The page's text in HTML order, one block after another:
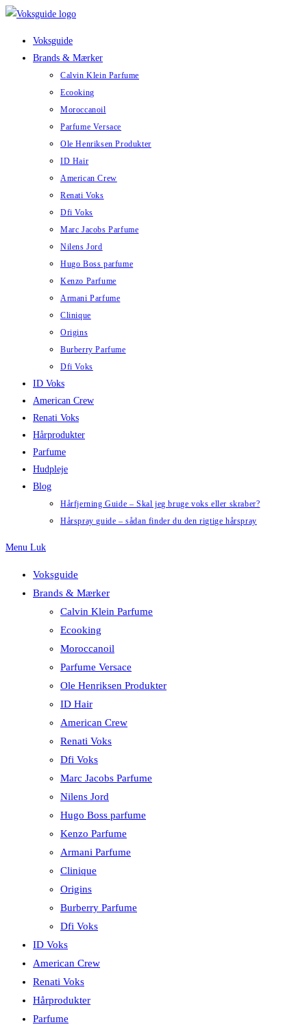
Skip
Voksguide
Brands & Mærker
Calvin Klein Parfume
Ecooking
Moroccanoil
Parfume Versace
Ole Henriksen Produkter
ID Hair
American Crew
Renati Voks
Dfi Voks
Marc Jacobs Parfume
Nilens Jord
Hugo Boss parfume
Kenzo Parfume
Armani Parfume
Clinique
Origins
Burberry Parfume
Dfi Voks
ID Voks
American Crew
Renati Voks
Hårprodukter
Parfume
Hudpleje
Blog
Hårfjerning Guide – Skal jeg bruge voks eller skraber?
Hårspray guide – sådan finder du den rigtige hårspray
Menu Luk
Voksguide
Brands & Mærker
Calvin Klein Parfume
Ecooking
Moroccanoil
Parfume Versace
Ole Henriksen Produkter
ID Hair
American Crew
Renati Voks
Dfi Voks
Marc Jacobs Parfume
Nilens Jord
Hugo Boss parfume
Kenzo Parfume
Armani Parfume
Clinique
Origins
Burberry Parfume
Dfi Voks
ID Voks
American Crew
Renati Voks
Hårprodukter
Parfume